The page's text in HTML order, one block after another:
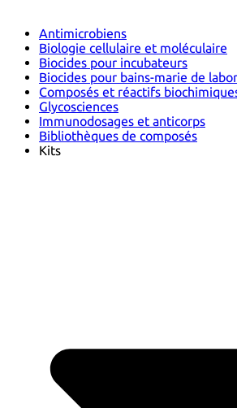
Antimicrobiens
Biologie cellulaire et moléculaire
Biocides pour incubateurs
Biocides pour bains-marie de
Composés et réactifs
Glycosciences
Immunodosages et anticorps
Bibliothèques de composés
Kits